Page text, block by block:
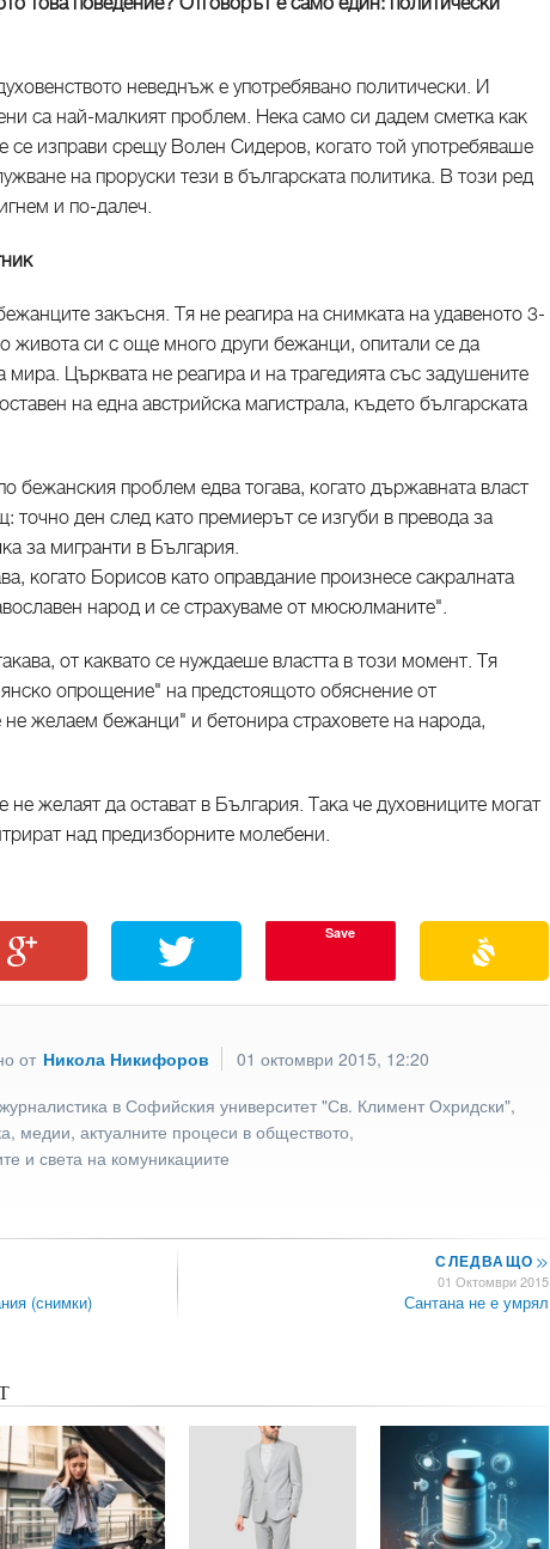
неведнъж е употребявано политически. И
са най-малкият проблем. Нека само си дадем сметка как
се изправи срещу Волен Сидеров, когато той употребяваше
на проруски тези в българската политика. В този ред
и по-далеч.
закъсня. Тя не реагира на снимката на удавеното 3-
живота си с още много други бежанци, опитали се да
мира. Църквата не реагира и на трагедията със задушените
на една австрийска магистрала, където българската
бежанския проблем едва тогава, когато държавната власт
ден след като премиерът се изгуби в превода за
за мигранти в България.
когато Борисов като оправдание произнесе сакралната
народ и се страхуваме от мюсюлманите".
от каквато се нуждаеше властта в този момент. Тя
опрощение" на предстоящото обяснение от
желаем бежанци" и бетонира страховете на народа,
желаят да остават в България. Така че духовниците могат
над предизборните молебени.
Save
от Никола Никифоров
01 октомври 2015, 12:20
в Софийския университет "Св. Климент Охридски",
медии, актуалните процеси в обществото,
и света на комуникациите
(снимки)
СЛЕДВАЩО>>
01 Октомври 2015
Сантана не е умрял